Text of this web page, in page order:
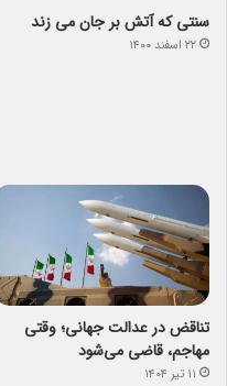
سنتی که آتش بر جان می زند
۲۲ اسفند ۱۴۰۰
تناقض در عدالت جهانی؛ وقتی
مهاجم، قاضی می‌شود
۱۱ تیر ۱۴۰۴